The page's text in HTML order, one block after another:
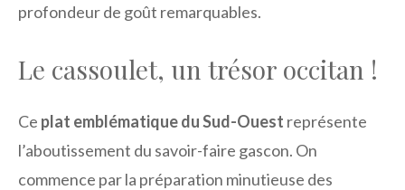
profondeur de goût remarquables.
Le cassoulet, un trésor occitan !
Ce plat emblématique du Sud-Ouest représente
l’aboutissement du savoir-faire gascon. On
commence par la préparation minutieuse des